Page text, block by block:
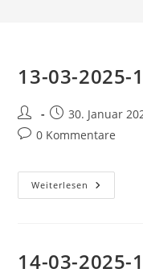
13-03-2025-
Beitrags-
Autor:
Beitrag
veröffentlicht:
30. Januar
Beitrags-
0 Kommentare
Weiterlesen 13-
03-
14-03-2025-